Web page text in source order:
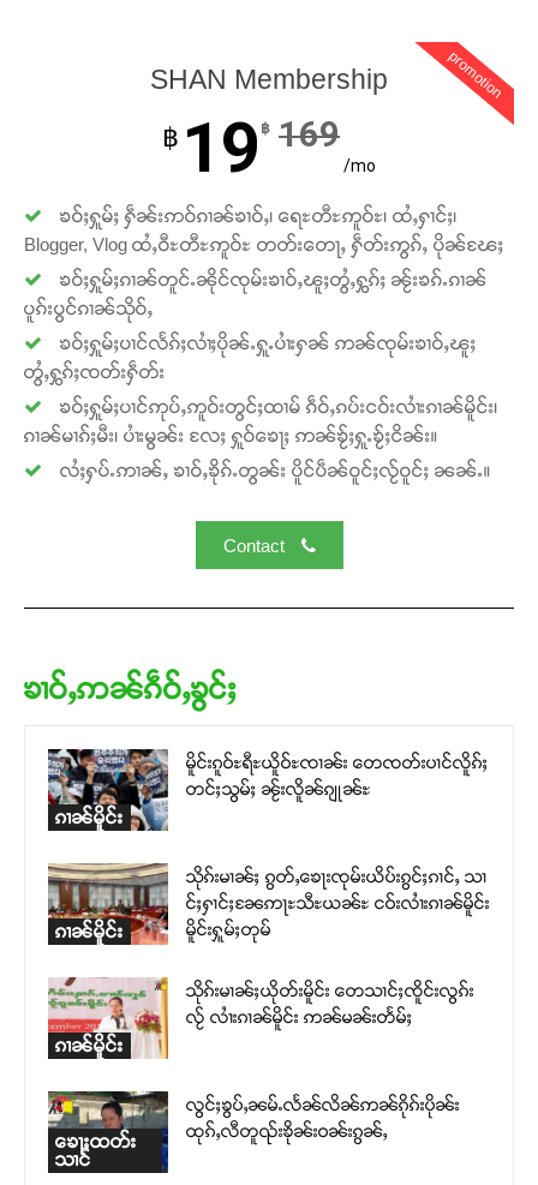
promotion
SHAN Membership
฿ 19 ฿ 169
/mo
ၶဝ်ႈႁူမ်ႈ ႁဵၼ်းဢဝ်ၵၢၼ်ၶၢဝ်ႇ၊ ရေႊတီႊဢူဝ်ႊ၊ ထႆႇႁၢင်ႈ၊
Blogger, Vlog ထႆႇဝီႊတီႊဢူဝ်ႊ တတ်းတေႃႇ ႁဵတ်းဢွၵ်ႇ ပိုၼ်ၽႄႈ
ၶဝ်ႈႁူမ်ႈၵၢၼ်တူင်ႉၼိုင်ၸုမ်းၶၢဝ်ႇၽူႈတွႆႇႁွၵ်ႈ ၼႂ်းၶၵ်ႉၵၢၼ်
ပူၵ်းပွင်ၵၢၼ်သိုဝ်ႇ
ၶဝ်ႈႁူမ်ႈပၢင်လႅၵ်ႈလၢႆႈပိုၼ်ႉႁူႉပၢႆးႁၼ် ဢၼ်ၸုမ်းၶၢဝ်ႇၽူႈ
တွႆႇႁွၵ်ႈၸတ်းႁဵတ်း
ၶဝ်ႈႁူမ်ႈပၢင်ဢုပ်ႇဢူဝ်းတွင်ႈထၢမ် ၵဵဝ်ႇၵပ်းငဝ်းလၢႆးၵၢၼ်မိူင်း၊
ၵၢၼ်မၢၵ်ႈမီး၊ ပၢႆးမွၼ်း လႄႈ ႁူဝ်ၶေႃႈ ဢၼ်ၶႂ်ႈႁူႉၶႂ်ႈငိၼ်း။
လႆႈႁပ်ႉဢၢၼ်ႇ ၶၢဝ်ႇၶိုၵ်ႉတွၼ်း ပိူင်ပဵၼ်ဝူင်ႈလႂ်ဝူင်ႈ ၼၼ်ႉ။
Contact
ၶၢဝ်ႇဢၼ်ၵဵဝ်ႇၶွင်ႈ
ၵၢၼ်မိူင်း
မိူင်းၵူဝ်ႊရီႊယိူဝ်ႊၸၢၼ်း တေၸတ်းပၢင်လိူၵ်ႈ
တင်ႈသွမ်ႈ ၼႂ်းလိူၼ်ၵျုၼ်ႊ
ၵၢၼ်မိူင်း
သိုၵ်းမၢၼ်ႈ ၵွတ်ႇၶေႃးၸုမ်းယိပ်းၵွင်ႈၵၢင်ႇ သၢ
င်ႈႁၢင်ႈၼႄဢႃႊသီႊယၼ်ႊ ငဝ်းလၢႆးၵၢၼ်မိူင်း
မိူင်းႁူမ်ႈတုမ်
ၵၢၼ်မိူင်း
သိုၵ်းမၢၼ်ႈယိုတ်းမိူင်း တေသၢင်ႈၸိူင်းလွၵ်း
လႂ် လၢႆးၵၢၼ်မိူင်း ဢၼ်မၼ်းတႅမ်ႈ
ၶေႃႈထတ်း
သၢင်
လွင်ႈၶွပ်ႇၼမ်ႉလႅၼ်လိၼ်ဢၼ်ၵိုၵ်းပိုၼ်း
ထုၵ်ႇလီတူၺ်းၶိုၼ်းဝၼ်းၵွၼ်ႇ